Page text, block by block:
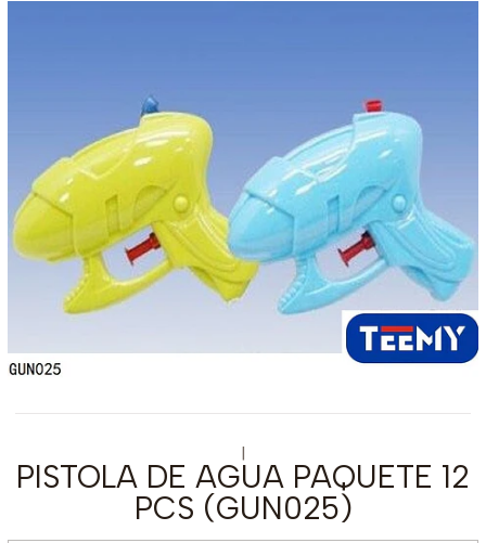
|
PISTOLA DE AGUA PAQUETE 12
PCS (GUN025)